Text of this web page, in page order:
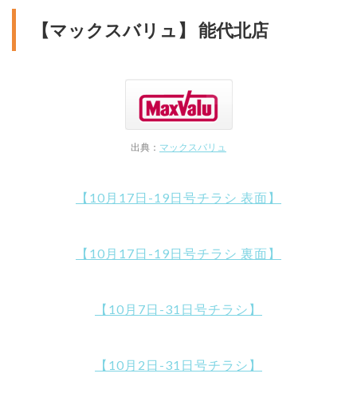
【マックスバリュ】 能代北店
出典： マックスバリュ
【10月17日-19日号チラシ 表面】
【10月17日-19日号チラシ 裏面】
【10月7日-31日号チラシ】
【10月2日-31日号チラシ】